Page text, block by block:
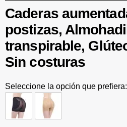
Caderas
postizas,
transpirable,
Sin costuras
Seleccione la opción que prefiera: